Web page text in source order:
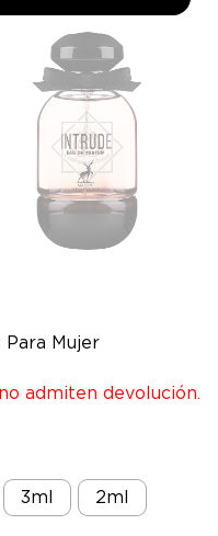
Para Mujer
no admiten devolución.
3ml 2ml